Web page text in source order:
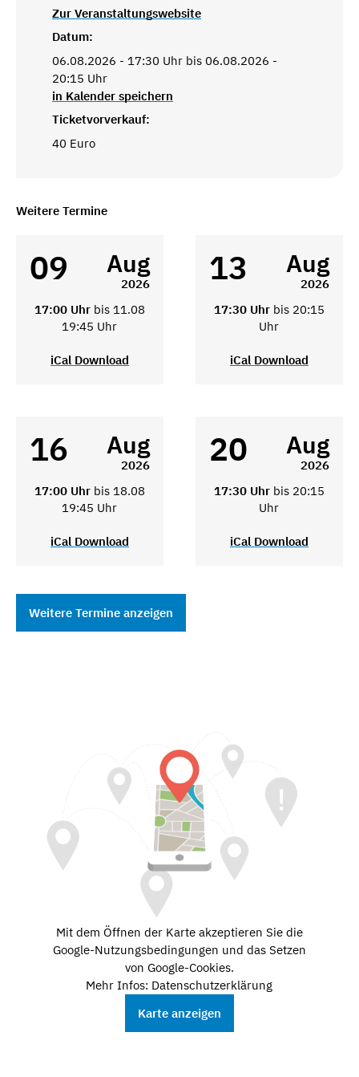
Zur Veranstaltungswebsite
Datum:
06.08.2026 - 17:30 Uhr bis 06.08.2026 -
20:15 Uhr
in Kalender speichern
Ticketvorverkauf:
40 Euro
Weitere Termine
09 Aug
2026
17:00 Uhr bis 11.08
19:45 Uhr
iCal Download
13 Aug
2026
17:30 Uhr bis 20:15
Uhr
iCal Download
16 Aug
2026
17:00 Uhr bis 18.08
19:45 Uhr
iCal Download
20 Aug
2026
17:30 Uhr bis 20:15
Uhr
iCal Download
Weitere Termine anzeigen
Mit dem Öffnen der Karte akzeptieren Sie die
Google-Nutzungsbedingungen und das Setzen
von Google-Cookies.
Mehr Infos: Datenschutzerklärung
Karte anzeigen